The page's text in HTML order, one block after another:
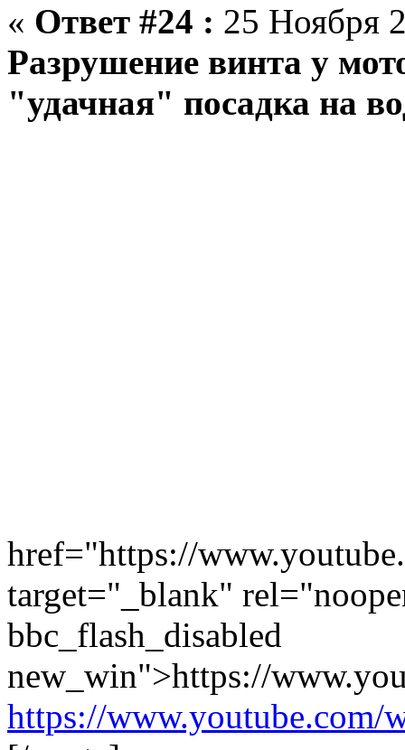
« Ответ #24 : 25 Ноября
Разрушение винта у
"удачная" посадка на
href="https://
target="_blank"
bbc_flash_disabled
new_win">https://
https://www.youtube.com/